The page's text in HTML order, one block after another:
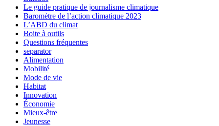
Le guide pratique de journalisme climatique
Baromètre de l’action climatique 2023
L’ABD du climat
Boite à outils
Questions fréquentes
separator
Alimentation
Mobilité
Mode de vie
Habitat
Innovation
Économie
Mieux-être
Jeunesse